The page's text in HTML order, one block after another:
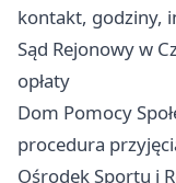
kontakt, godziny,
Sąd Rejonowy w
opłaty
Dom Pomocy
procedura
Ośrodek Sportu i